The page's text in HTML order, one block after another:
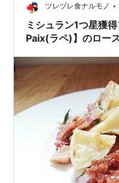
オリーブオイルとお好
完成。 【メモ…
ツレヅレ食ナルモノ •
ミシュラン1つ星獲
Paix(ラペ)】のロー